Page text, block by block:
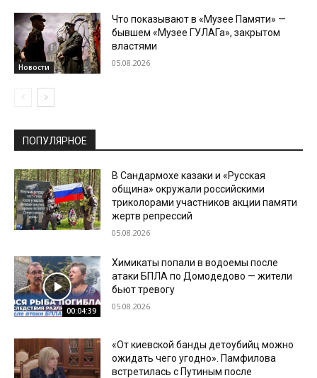
Новости
Что показывают в «Музее Памяти» —
бывшем «Музее ГУЛАГа», закрытом
властями
05.08.2026
ПОПУЛЯРНОЕ
В Сандармохе казаки и «Русская
община» окружали российскими
триколорами участников акции памяти
жертв репрессий
05.08.2026
00:04:39
Химикаты попали в водоемы после
атаки БПЛА по Домодедово — жители
бьют тревогу
05.08.2026
«От киевской банды детоубийц можно
ожидать чего угодно». Памфилова
встретилась с Путиным после